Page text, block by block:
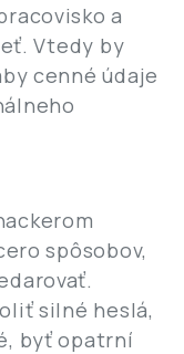
a
Vtedy by
cenné údaje
spôsobov,
silné heslá,
byť opatrní